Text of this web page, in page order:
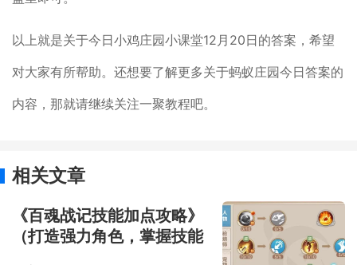
以上就是关于今日小鸡庄园小课堂12月20日的答案，希望
对大家有所帮助。还想要了解更多关于蚂蚁庄园今日答案的
内容，那就请继续关注一聚教程吧。
相关文章
《百魂战记技能加点攻略》
（打造强力角色，掌握技能